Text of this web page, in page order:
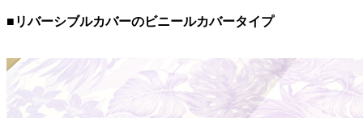
■リバーシブルカバーのビニールカバータイプ